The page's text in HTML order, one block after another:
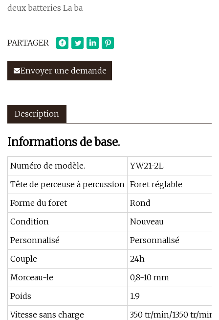
deux batteries La ba
PARTAGER
Envoyer une demande
Description
Informations de base.
Numéro de modèle.
YW21-2L
Tête de perceuse à percussion Foret réglable
Forme du foret
Rond
Condition
Nouveau
Personnalisé
Personnalisé
Couple
24h
Morceau-le
0,8-10 mm
Poids
1.9
Vitesse sans charge
350 tr/min/1350 tr/min